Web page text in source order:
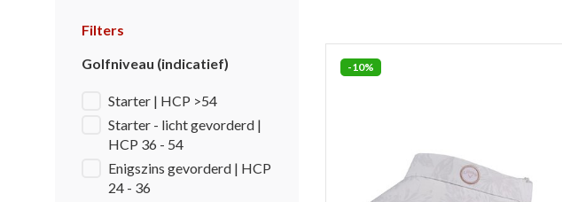
Filters
Golfniveau (indicatief)
Starter | HCP >54
Starter - licht gevorderd |
HCP 36 - 54
Enigszins gevorderd | HCP
24 - 36
-10%